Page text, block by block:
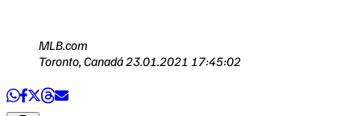
MLB.com
Toronto, Canadá23.01.2021 17:45:02